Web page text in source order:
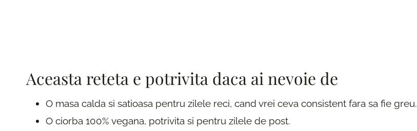
Aceasta reteta e potrivita daca ai nevoie de
O masa calda si satioasa pentru zilele reci, cand vrei ceva consistent fara sa fie greu.
O ciorba 100% vegana, potrivita si pentru zilele de post.